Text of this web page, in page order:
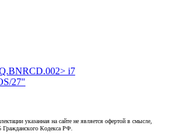
i7
27"
указанная на сайте не является офертой в смысле,
Гражданского Кодекса РФ.